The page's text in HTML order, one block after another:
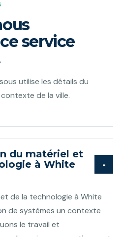
service
utilise les détails du
de la ville.
du matériel et
à White
de la technologie à White
de systèmes un contexte
le travail et